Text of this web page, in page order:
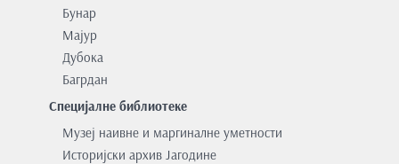
Бунар
Мајур
Дубока
Багрдан
Специјалне библиотеке
Музеј наивне и маргиналне уметности
Историјски архив Јагодине